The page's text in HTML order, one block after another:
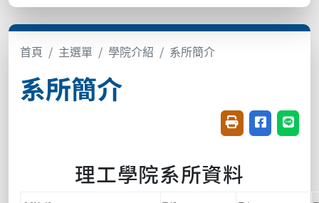
首頁 主選單 學院介紹 系所簡介
系所簡介
友善列印(開新視
分享至臉書
分享
理工學院系所資料